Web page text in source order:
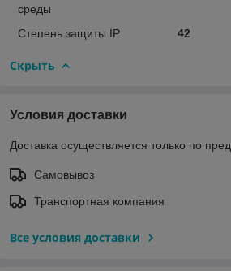
среды
Степень защиты IP 42
Скрыть
Условия доставки
Доставка осуществляется только по
Самовывоз
Транспортная компания
Все условия доставки